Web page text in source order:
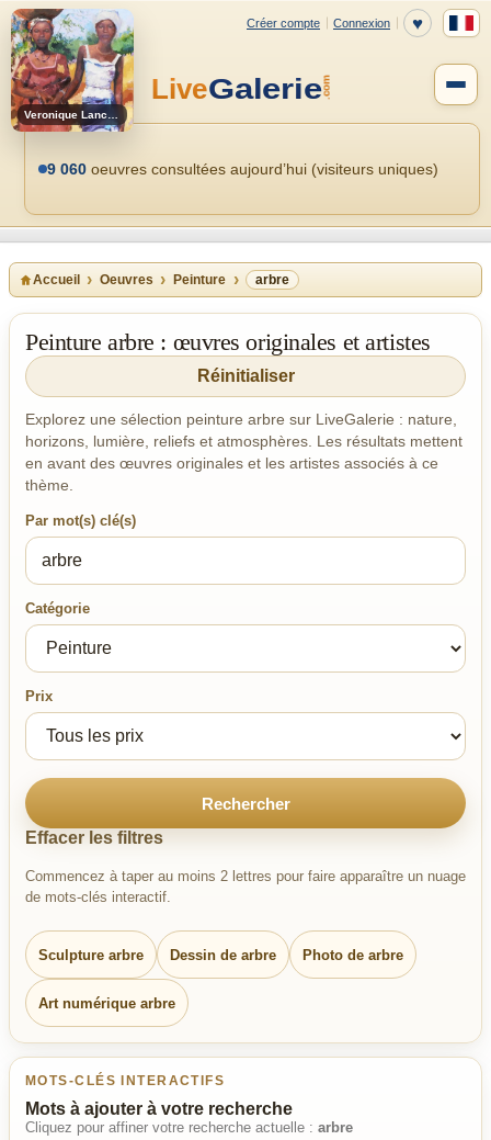
9 060 oeuvres consultées aujourd’hui (visiteurs uniques)
Accueil Oeuvres Peinture arbre
Peinture arbre : œuvres originales et artistes
Réinitialiser
Explorez une sélection peinture arbre sur LiveGalerie : nature,
horizons, lumière, reliefs et atmosphères. Les résultats mettent
en avant des œuvres originales et les artistes associés à ce
thème.
Par mot(s) clé(s)
Catégorie
Prix
Rechercher
Effacer les filtres
Commencez à taper au moins 2 lettres pour faire apparaître un nuage
de mots-clés interactif.
Sculpture arbre Dessin de arbre Photo de arbre
Art numérique arbre
MOTS-CLÉS INTERACTIFS
Mots à ajouter à votre recherche
Cliquez pour affiner votre recherche actuelle : arbre